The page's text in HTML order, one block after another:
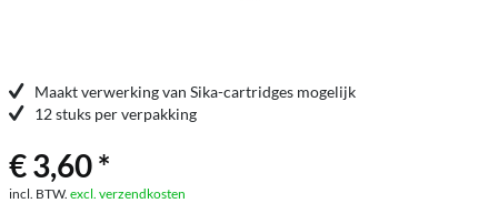
Maakt verwerking van Sika-cartridges mogelijk
12 stuks per verpakking
€ 3,60 *
incl. BTW. excl. verzendkosten